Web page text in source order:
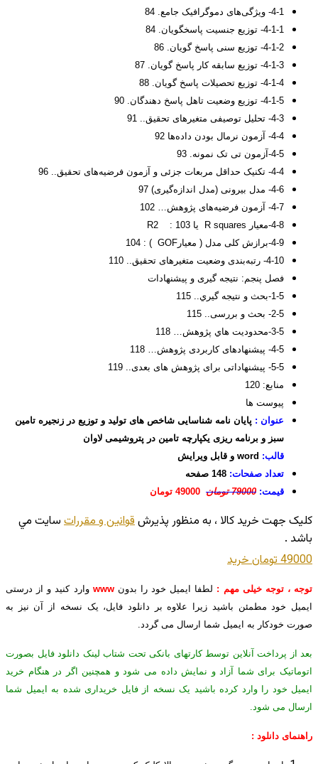
4-1- ویژگی‌های دموگرافیک جامع. 84
4-1-1- توزیع جنسیت پاسخگویان. 84
4-1-2- توزیع سنی پاسخ گویان. 86
4-1-3- توزیع سابقه کار پاسخ گویان. 87
4-1-4- توزیع تحصیلات پاسخ گویان. 88
4-1-5- توزیع وضعیت تاهل پاسخ دهندگان. 90
4-3- تحلیل توصیفی متغیرهای تحقیق.. 91
4-4- آزمون نرمال بودن داده‌ها 92
4-5-آزمون تی تک نمونه. 93
4-4- تکنیک حداقل مربعات جزئی و آزمون فرضیه‌های تحقیق.. 96
4-6- مدل بیرونی (مدل اندازه‌گیری) 97
4-7- آزمون فرضیه‌های پژوهش… 102
4-8-معیار R squares یا R2 : 103
4-9-برازش کلی مدل ( معیارGOF ) : 104
4-10- رتبه‌بندی وضعیت متغیرهای تحقیق.. 110
فصل پنجم: نتیجه گیری و پیشنهادات
1-5-بحث و نتیجه گیري.. 115
2-5- بحث و بررسی.. 115
3-5-محدودیت هاي پژوهش… 118
4-5- پیشنهادهای کاربردی پژوهش… 118
5-5- پیشنهاداتی برای پژوهش های بعدی.. 119
منابع: 120
پیوست ها
عنوان : پایان نامه شناسایی شاخص های تولید و توزیع در زنجیره تامین
سبز و برنامه ریزی یکپارچه تامین در پتروشیمی لاوان
قالب:
تعداد صفحات:
قیمت: 79000 تومان 49000 تومان
کليک جهت خريد کالا ، به منظور پذيرشقوانين و مقررات سايت مي
باشد .
49000 تومان
خريد
توجه ، توجه خیلی مهم : لطفا ایمیل خود را بدون www وارد کنید و از درستی
ایمیل خود مطمئن باشید زیرا علاوه بر دانلود فایل، یک نسخه از آن نیز به
صورت خودکار به ایمیل شما ارسال می گردد.
بعد از پرداخت آنلاین توسط کارتهای بانکی تحت شتاب لینک دانلود فایل بصورت
اتوماتیک برای شما آزاد و نمایش داده می شود و همچنین اگر در هنگام خرید
ایمیل خود را وارد کرده باشید یک نسخه از فایل خریداری شده به ایمیل شما
ارسال می شود.
راهنمای دانلود :